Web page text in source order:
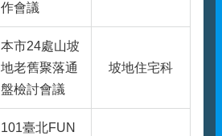
作會議
本市24處山坡
地老舊聚落通
盤檢討會議
坡地住宅科
101臺北FUN